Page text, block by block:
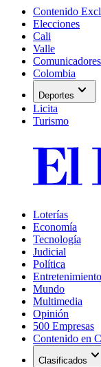
Contenido
Elecciones
Cali
Valle
Colombia
Deportes expand_more
Licita
Turismo
Loterías
Economía
Tecnología
Judicial
Política
Entretenimiento
Mundo
Multimedia
Opinión
500 Empresas
Contenido en
Clasificados expand_more